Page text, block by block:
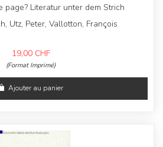
page? Literatur unter dem Strich
Utz, Peter, Vallotton, François
19,00 CHF
(Format Imprimé)
Ajouter au panier